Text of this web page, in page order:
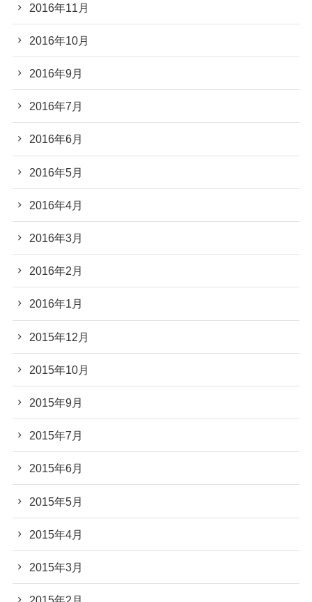
2016年11月
2016年10月
2016年9月
2016年7月
2016年6月
2016年5月
2016年4月
2016年3月
2016年2月
2016年1月
2015年12月
2015年10月
2015年9月
2015年7月
2015年6月
2015年5月
2015年4月
2015年3月